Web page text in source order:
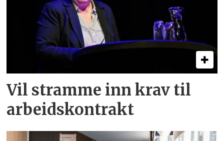
Vil stramme inn krav til
arbeids­kontrakt